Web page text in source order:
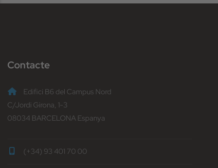
Contacte
Edifici B6 del Campus Nord
C/Jordi Girona, 1-3
08034 BARCELONA Espanya
(+34) 93 401 70 00